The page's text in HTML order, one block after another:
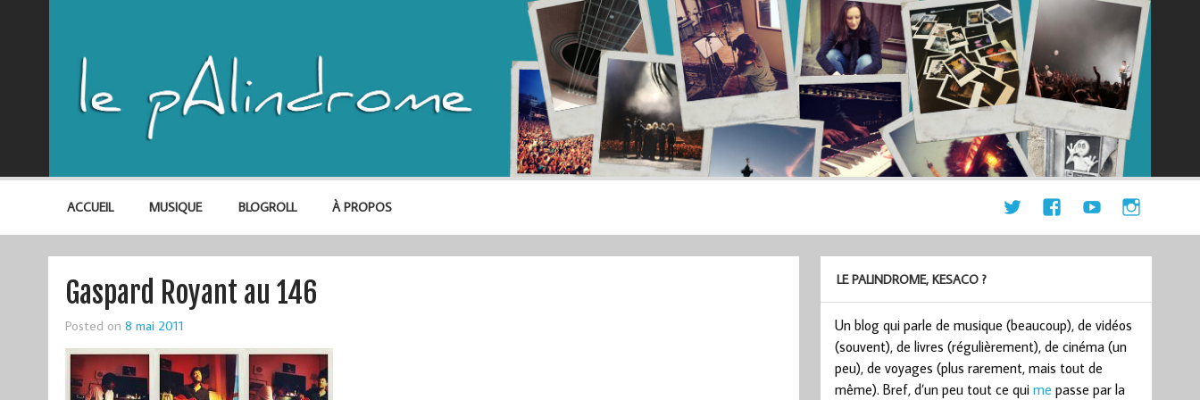
ACCUEIL MUSIQUE BLOGROLL À PROPOS
Gaspard Royant au 146
Posted on 8 mai 2011
LE PALINDROME, KESACO ?
Un blog qui parle de musique (beaucoup), de vidéos
(souvent), de livres (régulièrement), de cinéma (un
peu), de voyages (plus rarement, mais tout de
même). Bref, d’un peu tout ce quime passe par la